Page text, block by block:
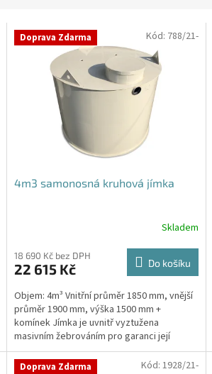
Doprava Zdarma
4m3 samonosná kruhová jímka
Skladem
18 690 Kč bez DPH
22 615 Kč Do košíku
Objem: 4m³ Vnitřní průměr 1850 mm, vnější
průměr 1900 mm, výška 1500 mm +
komínek Jímka je uvnitř vyztužena
masivním žebrováním pro garanci její
samonosnosti.Kvalitní, pevná...
Kód: 788/21-
Doprava Zdarma Kód: 1928/21-